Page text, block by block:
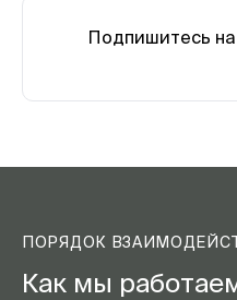
Подпишитесь
ПОРЯДОК
Как мы